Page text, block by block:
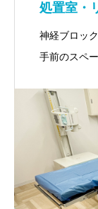
処置室・
神経ブロッ
手前のスペ